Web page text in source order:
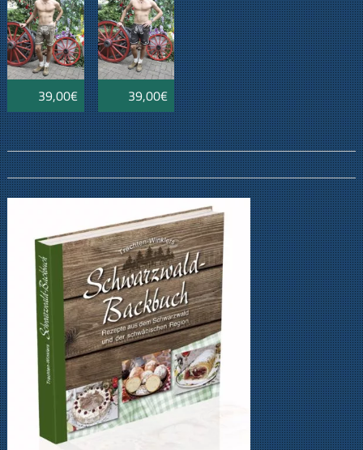
39,00€ 39,00€